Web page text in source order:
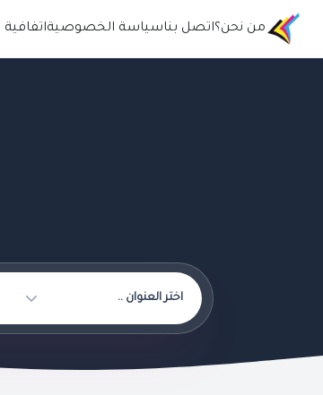
من نحن؟اتصل بناسياسة الخصوصية